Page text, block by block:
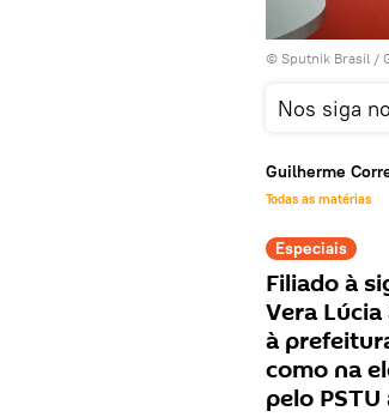
© Sputnik Brasil /
Nos siga no
Guilherme
Todas as matérias
Especiais
Filiado à
Vera
à
como na
pelo